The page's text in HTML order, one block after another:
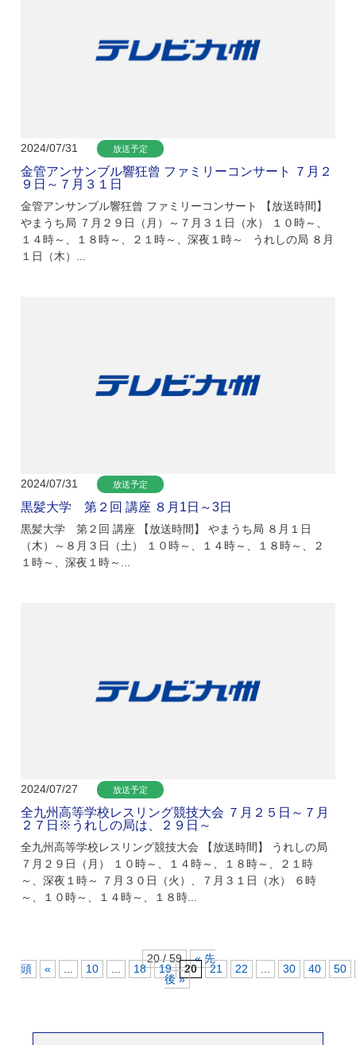
2024/07/31 放送予定
金管アンサンブル響狂曾 ファミリーコンサート ７月２
９日～７月３１日
金管アンサンブル響狂曾 ファミリーコンサート 【放送時間】
やまうち局 ７月２９日（月）～７月３１日（水） １０時～、
１４時～、１８時～、２１時～、深夜１時～ うれしの局 ８月
１日（木）...
2024/07/31 放送予定
黒髪大学 第２回 講座 ８月1日～3日
黒髪大学 第２回 講座 【放送時間】 やまうち局 ８月１日
（木）～８月３日（土） １０時～、１４時～、１８時～、２
１時～、深夜１時～...
2024/07/27 放送予定
全九州高等学校レスリング競技大会 ７月２５日～７月
２７日※うれしの局は、２９日～
全九州高等学校レスリング競技大会 【放送時間】 うれしの局
７月２９日（月） １０時～、１４時～、１８時～、２１時
～、深夜１時～ ７月３０日（火）、７月３１日（水） ６時
～、１０時～、１４時～、１８時...
20 / 59
« 先
頭
« ... 10 ... 18 19 20 21 22 ... 30 40
50
後 »